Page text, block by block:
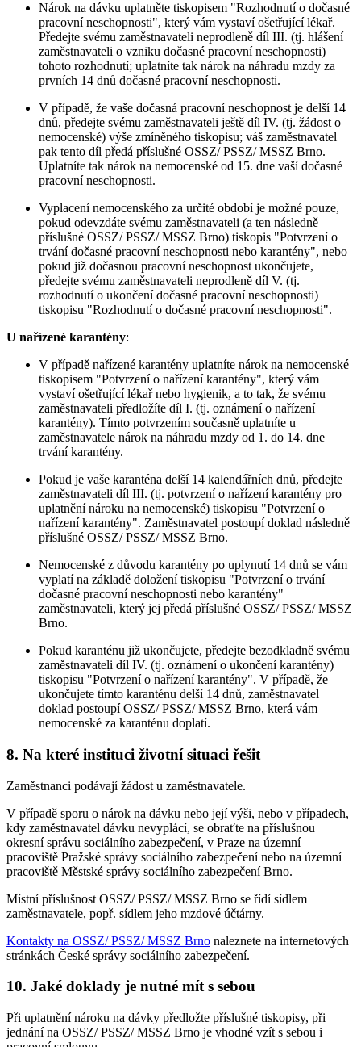
Nárok na dávku uplatněte tiskopisem "Rozhodnutí o dočasné
pracovní neschopnosti", který vám vystaví ošetřující lékař.
Předejte svému zaměstnavateli neprodleně díl III. (tj. hlášení
zaměstnavateli o vzniku dočasné pracovní neschopnosti)
tohoto rozhodnutí; uplatníte tak nárok na náhradu mzdy za
prvních 14 dnů dočasné pracovní neschopnosti.
V případě, že vaše dočasná pracovní neschopnost je delší 14
dnů, předejte svému zaměstnavateli ještě díl IV. (tj. žádost o
nemocenské) výše zmíněného tiskopisu; váš zaměstnavatel
pak tento díl předá příslušné OSSZ/ PSSZ/ MSSZ Brno.
Uplatníte tak nárok na nemocenské od 15. dne vaší dočasné
pracovní neschopnosti.
Vyplacení nemocenského za určité období je možné pouze,
pokud odevzdáte svému zaměstnavateli (a ten následně
příslušné OSSZ/ PSSZ/ MSSZ Brno) tiskopis "Potvrzení o
trvání dočasné pracovní neschopnosti nebo karantény", nebo
pokud již dočasnou pracovní neschopnost ukončujete,
předejte svému zaměstnavateli neprodleně díl V. (tj.
rozhodnutí o ukončení dočasné pracovní neschopnosti)
tiskopisu "Rozhodnutí o dočasné pracovní neschopnosti".
U nařízené karantény:
V případě nařízené karantény uplatníte nárok na nemocenské
tiskopisem "Potvrzení o nařízení karantény", který vám
vystaví ošetřující lékař nebo hygienik, a to tak, že svému
zaměstnavateli předložíte díl I. (tj. oznámení o nařízení
karantény). Tímto potvrzením současně uplatníte u
zaměstnavatele nárok na náhradu mzdy od 1. do 14. dne
trvání karantény.
Pokud je vaše karanténa delší 14 kalendářních dnů, předejte
zaměstnavateli díl III. (tj. potvrzení o nařízení karantény pro
uplatnění nároku na nemocenské) tiskopisu "Potvrzení o
nařízení karantény". Zaměstnavatel postoupí doklad následně
příslušné OSSZ/ PSSZ/ MSSZ Brno.
Nemocenské z důvodu karantény po uplynutí 14 dnů se vám
vyplatí na základě doložení tiskopisu "Potvrzení o trvání
dočasné pracovní neschopnosti nebo karantény"
zaměstnavateli, který jej předá příslušné OSSZ/ PSSZ/ MSSZ
Brno.
Pokud karanténu již ukončujete, předejte bezodkladně svému
zaměstnavateli díl IV. (tj. oznámení o ukončení karantény)
tiskopisu "Potvrzení o nařízení karantény". V případě, že
ukončujete tímto karanténu delší 14 dnů, zaměstnavatel
doklad postoupí OSSZ/ PSSZ/ MSSZ Brno, která vám
nemocenské za karanténu doplatí.
8. Na které instituci životní situaci řešit
Zaměstnanci podávají žádost u zaměstnavatele.
V případě sporu o nárok na dávku nebo její výši, nebo v případech,
kdy zaměstnavatel dávku nevyplácí, se obraťte na příslušnou
okresní správu sociálního zabezpečení, v Praze na územní
pracoviště Pražské správy sociálního zabezpečení nebo na územní
pracoviště Městské správy sociálního zabezpečení Brno.
Místní příslušnost OSSZ/ PSSZ/ MSSZ Brno se řídí sídlem
zaměstnavatele, popř. sídlem jeho mzdové účtárny.
Kontakty na OSSZ/ PSSZ/ MSSZ Brno naleznete na internetových
stránkách České správy sociálního zabezpečení.
10. Jaké doklady je nutné mít s sebou
Při uplatnění nároku na dávky předložte příslušné tiskopisy, při
jednání na OSSZ/ PSSZ/ MSSZ Brno je vhodné vzít s sebou i